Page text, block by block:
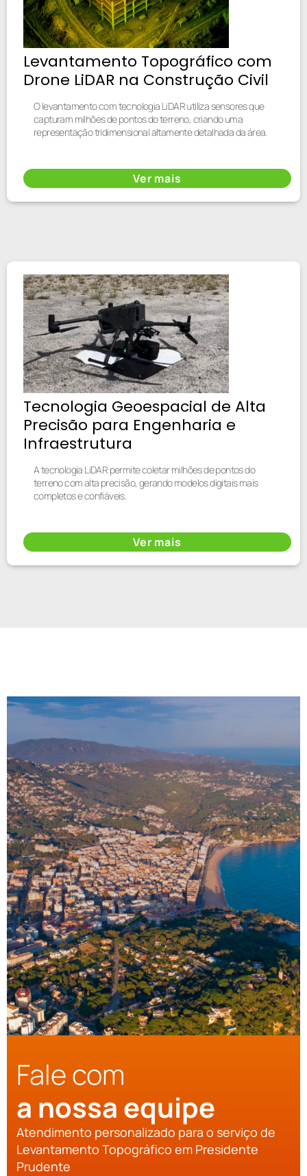
Levantamento Topográfico com
Drone LiDAR na Construção Civil
O levantamento com tecnologia LiDAR utiliza sensores que
capturam milhões de pontos do terreno, criando uma
representação tridimensional altamente detalhada da área.
Ver mais
Tecnologia Geoespacial de Alta
Precisão para Engenharia e
Infraestrutura
A tecnologia LiDAR permite coletar milhões de pontos do
terreno com alta precisão, gerando modelos digitais mais
completos e confiáveis.
Ver mais
Fale com
a nossa equipe
Atendimento personalizado para o serviço de
Levantamento Topográfico em Presidente
Prudente